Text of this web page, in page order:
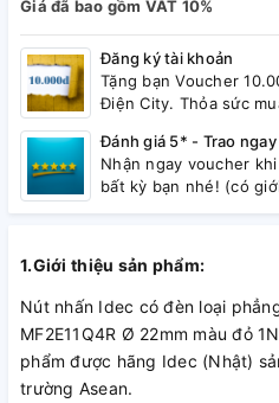
Giá đã bao gồm VAT 10%
Đăng ký tài khoản
Tặng bạn Voucher
Điện City. Thỏa sức
Đánh giá 5* - Trao
Nhận ngay voucher
bất kỳ bạn nhé! (có
1.Giới thiệu sản phẩm:
Nút nhấn Idec có đèn loại
MF2E11Q4R Ø 22mm màu đỏ
phẩm được hãng Idec (Nhật)
trường Asean.